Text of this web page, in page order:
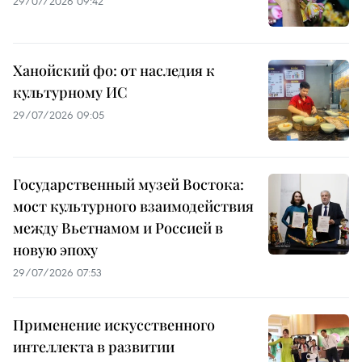
Ханойский фо: от наследия к
культурному ИС
29/07/2026 09:05
Государственный музей Востока:
мост культурного взаимодействия
между Вьетнамом и Россией в
новую эпоху
29/07/2026 07:53
Применение искусственного
интеллекта в развитии